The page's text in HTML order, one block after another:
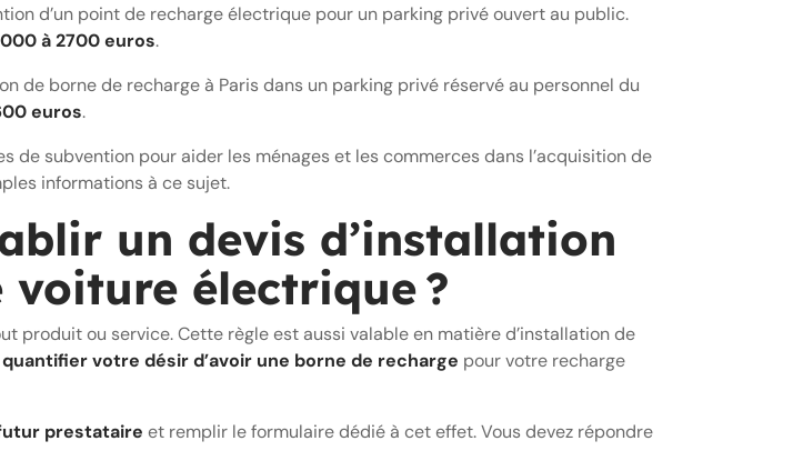
d’un point de recharge électrique pour un parking privé ouvert au public.
à 2700 euros.
de borne de recharge à Paris dans un parking privé réservé au personnel du
euros.
de subvention pour aider les ménages et les commerces dans l’acquisition de
informations à ce sujet.
un devis d’installation
électrique ?
produit ou service. Cette règle est aussi valable en matière d’installation de
quantifier votre désird’avoir une borne de recharge pour votre recharge
prestataire et remplir le formulaire dédié à cet effet. Vous devez répondre